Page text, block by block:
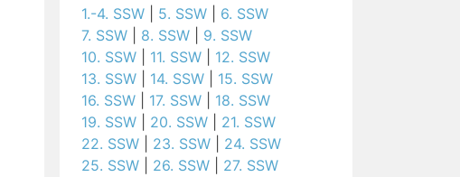
1.-4. SSW 5. SSW
6. SSW
7. SSW
8. SSW
9. SSW
10. SSW
11. SSW
12. SSW
13. SSW
14. SSW
15. SSW
16. SSW
17. SSW
18. SSW
19. SSW
20. SSW
21. SSW
22. SSW
23. SSW
24. SSW
25. SSW
26. SSW
27. SSW